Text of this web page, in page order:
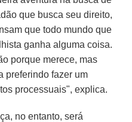
que busca seu direito,
que todo mundo que
ganha alguma coisa.
porque merece, mas
preferindo fazer um
processuais", explica.
no entanto, será